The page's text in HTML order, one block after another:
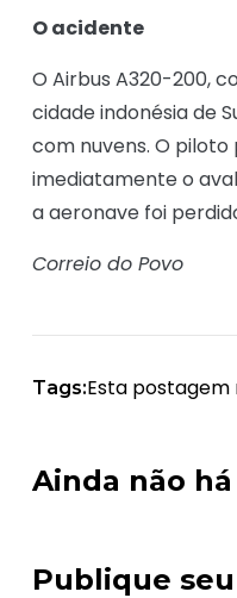
O acidente
O Airbus A320-200,
cidade indonésia de
com nuvens. O
imediatamente o
a aeronave foi
Correio do Povo
Tags:Esta postagem
Ainda não
Publique